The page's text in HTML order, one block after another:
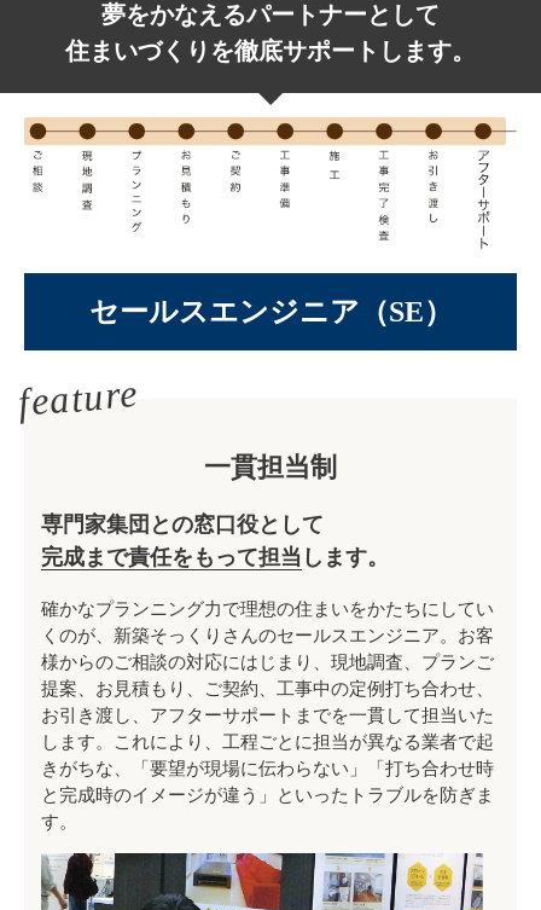
夢をかなえるパートナーとして
住まいづくりを徹底サポートします。
セールスエンジニア（SE）
feature
一貫担当制
専門家集団との窓口役として
完成まで責任をもって担当 します。
確かなプランニング力で理想の住まいをかたちにしてい
くのが、新築そっくりさんのセールスエンジニア。お客
様からのご相談の対応にはじまり、現地調査、プランご
提案、お見積もり、ご契約、工事中の定例打ち合わせ、
お引き渡し、アフターサポートまでを一貫して担当いた
します。これにより、工程ごとに担当が異なる業者で起
きがちな、「要望が現場に伝わらない」「打ち合わせ時
と完成時のイメージが違う」といったトラブルを防ぎま
す。